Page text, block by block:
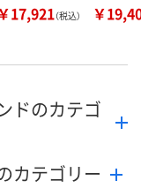
17,921（税込） ￥
ドのカテゴ
カテゴリー